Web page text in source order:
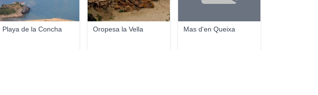
Playa de la Concha Oropesa la Vella Mas d'en Queixa